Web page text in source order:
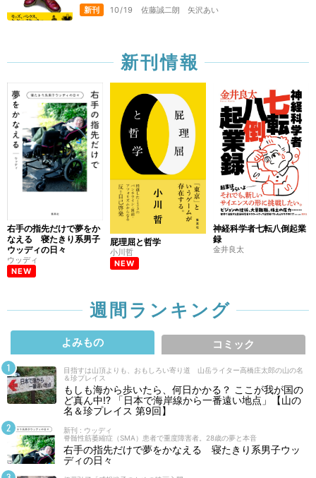
新刊 10/19 佐藤誠二朗 矢沢あい
新刊情報
右手の指先だけで夢をか
なえる 寝たきり系男子
ウッディの日々
ウッディ
NEW
屁理屈と哲学
小川哲
NEW
神経科学者七転八倒起業
録
金井良太
週間ランキング
よみもの コミック
目指すは山頂よりも、おもしろい寄り道 山岳ライター高橋庄太郎の山の名
＆珍プレイス
もしも海から歩いたら、何日かかる？ ここが我が国の
ど真ん中!? 「日本で海岸線から一番遠い地点」【山の
名＆珍プレイス 第9回】
新刊 : ウッディ
脊髄性筋萎縮症（SMA）患者で重度障害者。28歳の夢と本音
右手の指先だけで夢をかなえる 寝たきり系男子ウッ
ディの日々